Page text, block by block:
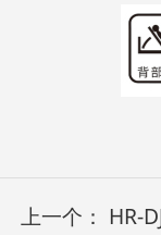
上一个： HR-